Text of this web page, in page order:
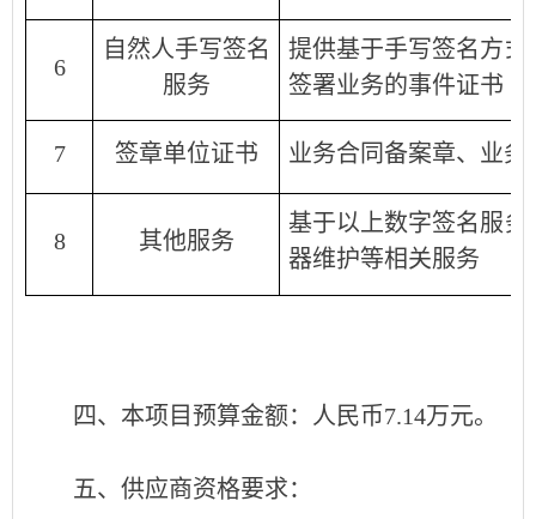
6
自然人手写签名
服务
提供基于手写签名方
签署业务的事件证书
7 签章单位证书 业务合同备案章、业务
8 其他服务
基于以上数字签名服
器维护等相关服务
四、本项目预算金额：人民币7.14万元。
五、供应商资格要求：